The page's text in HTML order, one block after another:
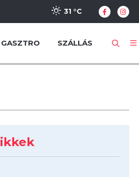
31 °C
GASZTRO SZÁLLÁS